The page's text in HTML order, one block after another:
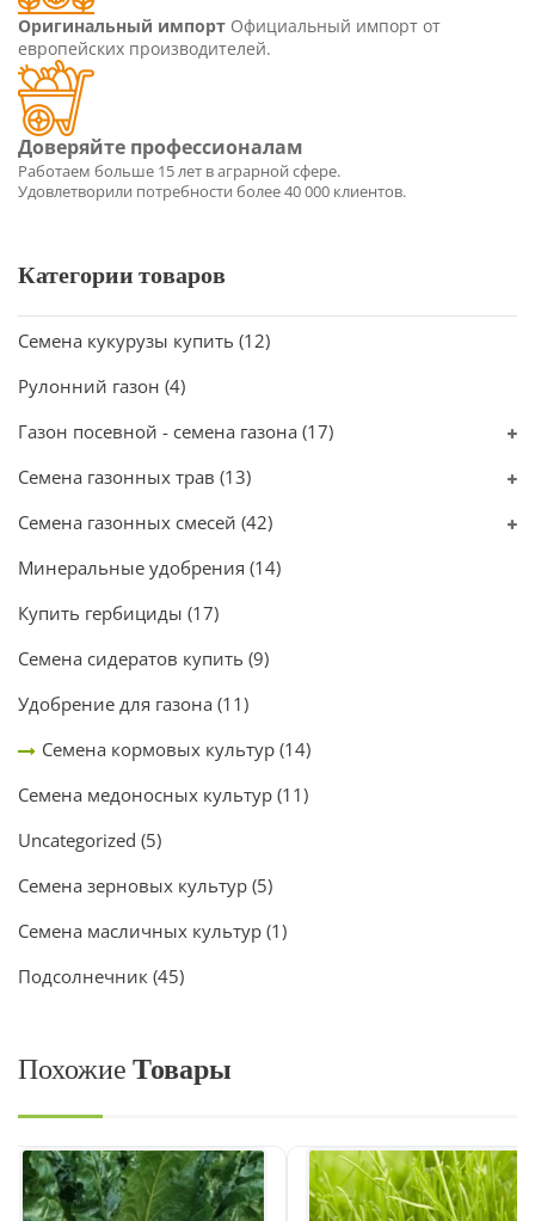
Оригинальный импорт Официальный импорт от
европейских производителей.
Категории товаров
Семена кукурузы купить (12)
Рулонний газон (4)
Газон посевной - семена газона (17)
Семена газонных трав (13)
Семена газонных смесей (42)
Минеральные удобрения (14)
Купить гербициды (17)
Семена сидератов купить (9)
Удобрение для газона (11)
Семена кормовых культур (14)
Семена медоносных культур (11)
Uncategorized (5)
Семена зерновых культур (5)
Семена масличных культур (1)
Подсолнечник (45)
Похожие Товары